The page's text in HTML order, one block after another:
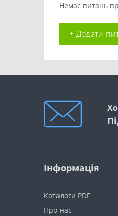
Немає питань
+ Додати
Інформація
Каталоги PDF
Про нас